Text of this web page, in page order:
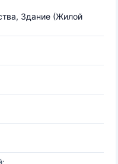
Здание (Жилой